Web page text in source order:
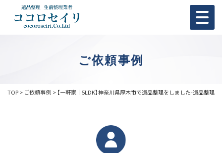
ご依頼事例
TOP ご依頼事例 【一軒家｜5LDK】神奈川県厚木市で遺品整理をしました-遺品整理